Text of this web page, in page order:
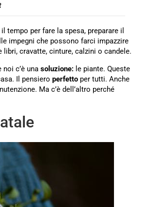
tempo per fare la spesa, preparare il
impegni che possono farci impazzire
libri, cravatte, cinture, calzini o candele.
c’è una soluzione: le piante. Queste
Il pensiero perfetto per tutti. Anche
Ma c’è dell’altro perché